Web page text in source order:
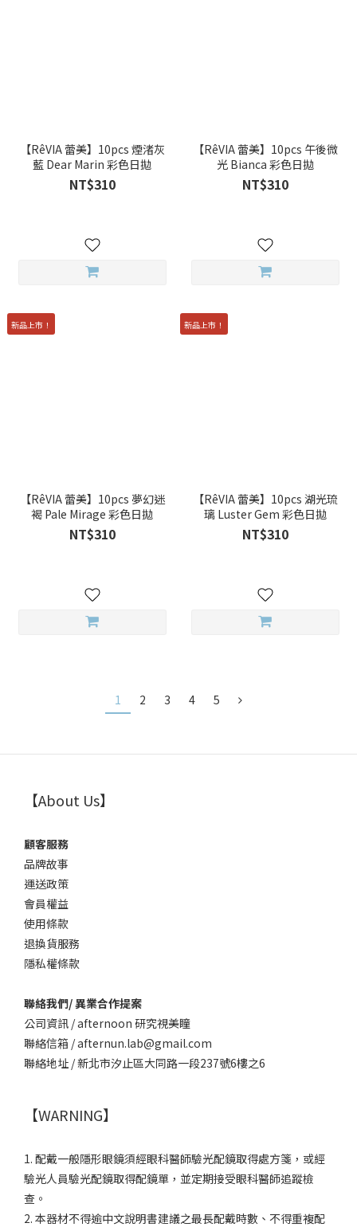
【RêVIA 蕾美】10pcs 煙渚灰
藍 Dear Marin 彩色日拋
NT$310
【RêVIA 蕾美】10pcs 午後微
光 Bianca 彩色日拋
NT$310
新品上市！
【RêVIA 蕾美】10pcs 夢幻迷
褐 Pale Mirage 彩色日拋
NT$310
新品上市！
【RêVIA 蕾美】10pcs 湖光琉
璃 Luster Gem 彩色日拋
NT$310
1 2 3 4 5
【About Us】
顧客服務
品牌故事
運送政策
會員權益
使用條款
退換貨服務
隱私權條款
聯絡我們/ 異業合作提案
公司資訊 / afternoon 研究視美瞳
聯絡信箱 / afternun.lab@gmail.com
聯絡地址 / 新北市汐止區大同路一段237號6樓之6
【WARNING】
1. 配戴一般隱形眼鏡須經眼科醫師驗光配鏡取得處方箋，或經
驗光人員驗光配鏡取得配鏡單，並定期接受眼科醫師追蹤檢
查。
2. 本器材不得逾中文說明書建議之最長配戴時數、不得重複配